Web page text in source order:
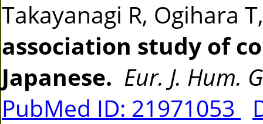
Takayanagi R, Ogihara
association study of
Japanese. Eur. J. Hum.
PubMed ID: 21971053